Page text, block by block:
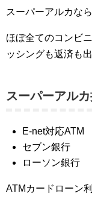
スーパーアルカな
ほぼ全てのコンビ
ッシングも返済も出
スーパーアル
E-net対応ATM
セブン銀行
ローソン銀行
ATMカードローン